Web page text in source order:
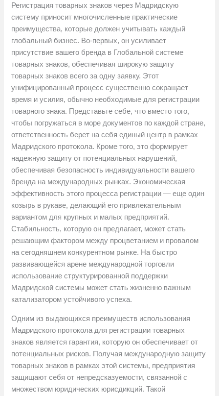
Регистрация товарных знаков через Мадридскую
систему приносит многочисленные практические
преимущества, которые должен учитывать каждый
глобальный бизнес. Во-первых, он усиливает
присутствие вашего бренда в Глобальной системе
товарных знаков, обеспечивая широкую защиту
товарных знаков всего за одну заявку. Этот
унифицированный процесс существенно сокращает
время и усилия, обычно необходимые для регистрации
товарного знака. Представьте себе, что вместо того,
чтобы погружаться в море документов по каждой стране,
ответственность берет на себя единый центр в рамках
Мадридского протокола. Кроме того, это формирует
надежную защиту от потенциальных нарушений,
обеспечивая безопасность индивидуальности вашего
бренда на международных рынках. Экономическая
эффективность этого процесса регистрации — еще один
козырь в рукаве, делающий его привлекательным
вариантом для крупных и малых предприятий.
Стабильность, которую он предлагает, может стать
решающим фактором между процветанием и провалом
на сегодняшнем конкурентном рынке. На быстро
развивающейся арене международной торговли
использование структурированной поддержки
Мадридской системы может стать жизненно важным
катализатором устойчивого успеха.
Одним из выдающихся преимуществ использования
Мадридского протокола для регистрации товарных
знаков является гарантия, которую он обеспечивает от
потенциальных рисков. Получая международную защиту
товарных знаков в рамках этой системы, предприятия
защищают себя от непредсказуемости, связанной с
множеством юридических юрисдикций. Такой